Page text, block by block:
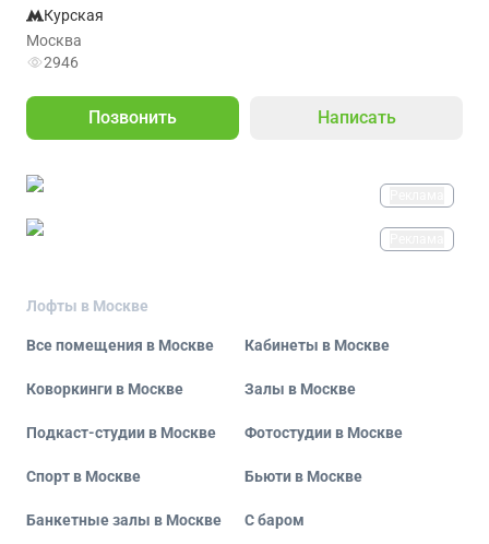
Курская
Москва
2946
Позвонить Написать
Лофты в Москве
Все помещения в Москве Кабинеты в Москве
Коворкинги в Москве Залы в Москве
Подкаст-студии в Москве Фотостудии в Москве
Спорт в Москве Бьюти в Москве
Банкетные залы в Москве С баром